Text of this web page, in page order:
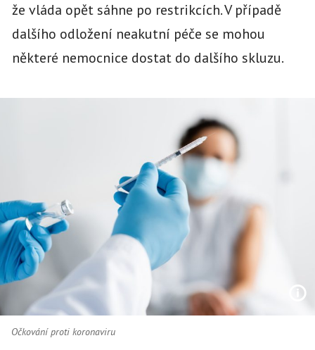
že vláda opět sáhne po restrikcích. V případě
dalšího odložení neakutní péče se mohou
některé nemocnice dostat do dalšího skluzu.
Očkování proti koronaviru